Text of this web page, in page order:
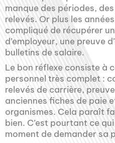
manque des périodes,
relevés. Or plus les
compliqué de récupérer
d’employeur, une preuve
bulletins de salaire.
Le bon réflexe consiste à
personnel très complet :
relevés de carrière,
anciennes fiches de paie
organismes. Cela paraît
bien. C’est pourtant ce
moment de demander sa